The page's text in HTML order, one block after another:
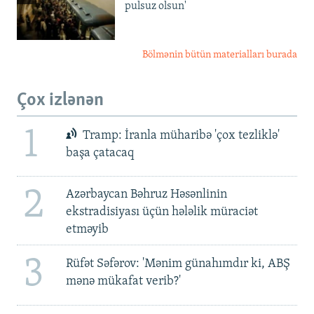
pulsuz olsun'
Bölmənin bütün materialları burada
Çox izlənən
1
Tramp: İranla müharibə 'çox tezliklə'
başa çatacaq
2
Azərbaycan Bəhruz Həsənlinin
ekstradisiyası üçün hələlik müraciət
etməyib
3
Rüfət Səfərov: 'Mənim günahımdır ki, ABŞ
mənə mükafat verib?'